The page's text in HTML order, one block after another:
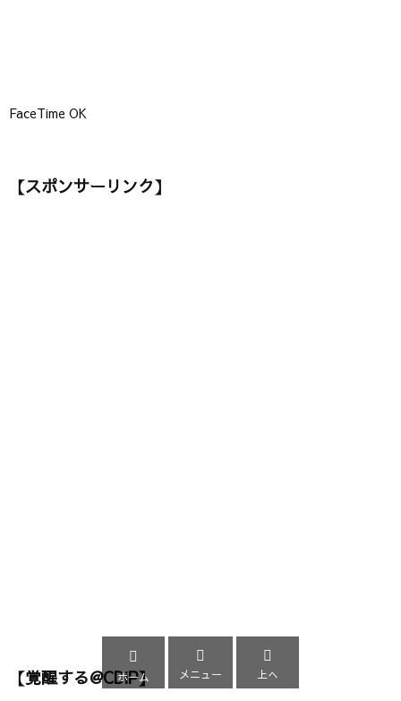
FaceTime OK
【スポンサーリンク】
【覚醒する@CDiP】

ホーム

メニュー

上へ